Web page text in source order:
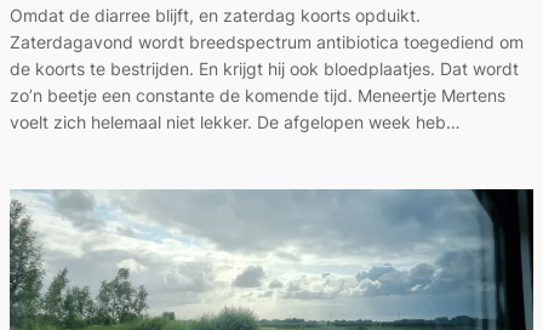
Omdat de diarree blijft, en zaterdag koorts opduikt.
Zaterdagavond wordt breedspectrum antibiotica toegediend om
de koorts te bestrijden. En krijgt hij ook bloedplaatjes. Dat wordt
zo’n beetje een constante de komende tijd. Meneertje Mertens
voelt zich helemaal niet lekker. De afgelopen week heb…